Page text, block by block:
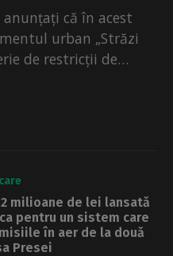
că în acest
urban „Străzi
de restricții de
milioane de lei lansată
pentru un sistem care
în aer de la două
Presei